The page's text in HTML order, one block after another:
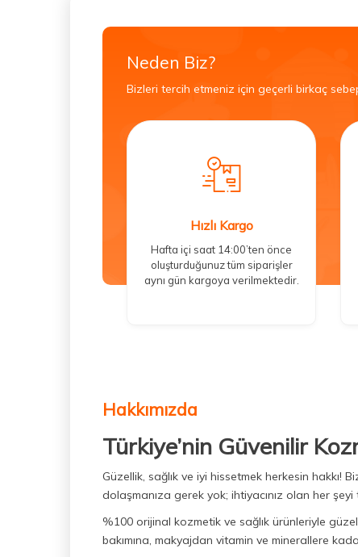
Neden Biz?
Bizleri tercih etmeniz için geçerli birkaç
Hızlı Kargo
Hafta içi saat 14:00’ten önce
oluşturduğunuz tüm siparişler
aynı gün kargoya verilmektedir.
Hakkımızda
Türkiye’nin Güvenilir
Güzellik, sağlık ve iyi hissetmek herkesin
dolaşmanıza gerek yok; ihtiyacınız olan her
%100 orijinal kozmetik ve sağlık ürünleriyle
bakımına, makyajdan vitamin ve minerallere